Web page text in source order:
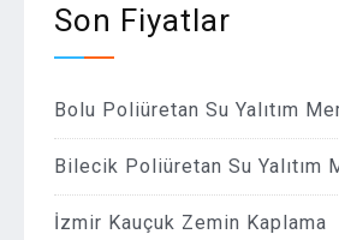
Son Fiyatlar
Bolu Poliüretan Su Yalıtım
Bilecik Poliüretan Su Yalıtım
İzmir Kauçuk Zemin Kaplama